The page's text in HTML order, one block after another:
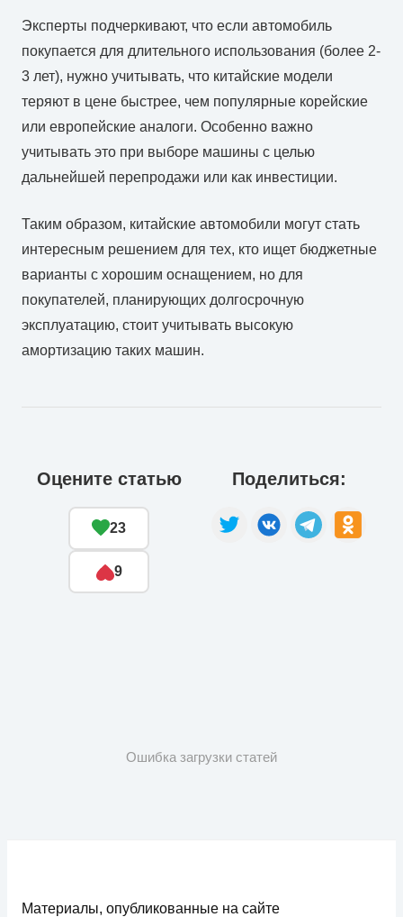
Эксперты подчеркивают, что если автомобиль
покупается для длительного использования (более 2-
3 лет), нужно учитывать, что китайские модели
теряют в цене быстрее, чем популярные корейские
или европейские аналоги. Особенно важно
учитывать это при выборе машины с целью
дальнейшей перепродажи или как инвестиции.
Таким образом, китайские автомобили могут стать
интересным решением для тех, кто ищет бюджетные
варианты с хорошим оснащением, но для
покупателей, планирующих долгосрочную
эксплуатацию, стоит учитывать высокую
амортизацию таких машин.
Оцените статью
23
9
Поделиться:
Ошибка загрузки статей
Материалы, опубликованные на сайте